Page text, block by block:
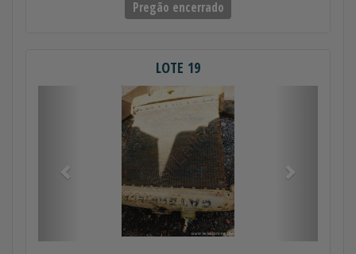
Pregão encerrado
LOTE 19